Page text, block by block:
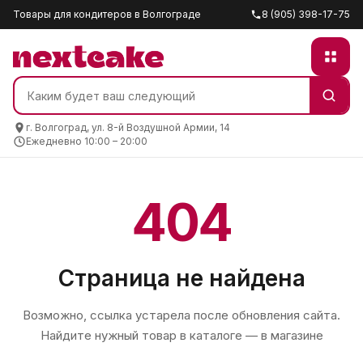
Товары для кондитеров в Волгограде 8 (905) 398-17-75
г. Волгоград, ул. 8-й Воздушной Армии, 14
Ежедневно 10:00 – 20:00
404
Страница не найдена
Возможно, ссылка устарела после обновления сайта.
Найдите нужный товар в каталоге — в магазине